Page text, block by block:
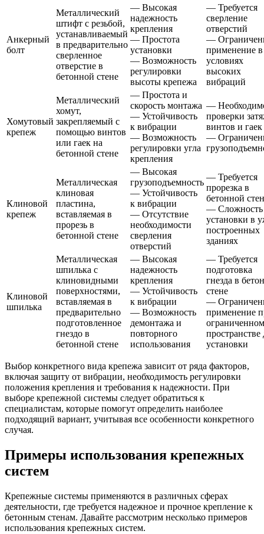
Анкерный
болт
Металлический
штифт с резьбой,
устанавливаемый
в предварительно
сверленное
отверстие в
бетонной стене
— Высокая
надежность
крепления
— Простота
установки
— Возможность
регулировки
высоты крепежа
— Требуется
сверление
отверстий
—
применение в
условиях
высоких
вибраций
Хомутовый
крепеж
Металлический
хомут,
закрепляемый с
помощью винтов
или гаек на
бетонной стене
— Простота и
скорость монтажа
— Устойчивость
к вибрации
— Возможность
регулировки угла
крепления
—
проверки
винтов и гаек
—
Клиновой
крепеж
Металлическая
клиновая
пластина,
вставляемая в
прорезь в
бетонной стене
— Высокая
грузоподъемность
— Устойчивость
к вибрации
— Отсутствие
необходимости
сверления
отверстий
— Требуется
прорезка в
бетонной
— Сложность
установки в
построенных
зданиях
Клиновой
шпилька
Металлическая
шпилька с
клиновидными
поверхностями,
вставляемая в
предварительно
подготовленное
гнездо в
бетонной стене
— Высокая
надежность
крепления
— Устойчивость
к вибрации
— Возможность
демонтажа и
повторного
использования
— Требуется
подготовка
гнезда в
стене
—
применение
ограниченном
пространстве
установки
Выбор конкретного вида крепежа зависит от ряда факторов,
включая защиту от вибрации, необходимость регулировки
положения крепления и требования к надежности. При
выборе крепежной системы следует обратиться к
специалистам, которые помогут определить наиболее
подходящий вариант, учитывая все особенности конкретного
случая.
Примеры использования крепежных
систем
Крепежные системы применяются в различных сферах
деятельности, где требуется надежное и прочное крепление к
бетонным стенам. Давайте рассмотрим несколько примеров
использования крепежных систем.